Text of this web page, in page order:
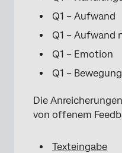
Q1 – Aufwand
Q1 – Aufwand
Q1 – Emotion
Q1 –
Die
von offenem
Texteingabe